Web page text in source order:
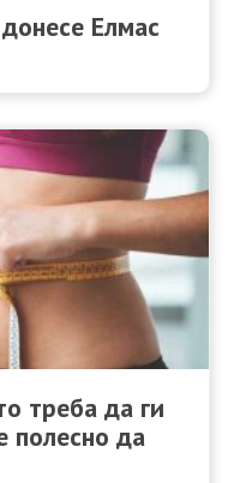
Елмас
треба да ги
полесно да